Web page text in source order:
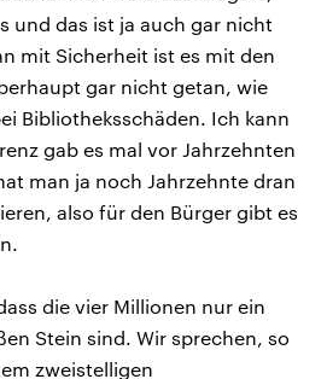
und das ist ja auch gar nicht
mit Sicherheit ist es mit den
gar nicht getan, wie
Bibliotheksschäden. Ich kann
gab es mal vor Jahrzehnten
man ja noch Jahrzehnte dran
also für den Bürger gibt es
die vier Millionen nur ein
Stein sind. Wir sprechen, so
zweistelligen